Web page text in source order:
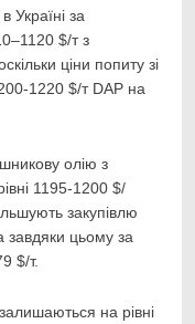
Україні за
$/т з
ціни попиту зі
1220 $/т DAP на
олію з
1195-1200 $/
закупівлю
завдяки цьому за
$/т.
на рівні